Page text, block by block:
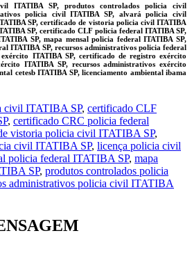
ITATIBA SP, produtos controlados policia civil
policia civil ITATIBA SP, alvará policia civil
SP, certificado de vistoria policia civil ITATIBA
SP, certificado CLF policia federal ITATIBA SP,
SP, mapa mensal policia federal ITATIBA SP,
ITATIBA SP, recursos administrativos policia federal
ITATIBA SP, certificado de registro exército
ITATIBA SP, recursos administrativos exército
cetesb ITATIBA SP, licenciamento ambiental ibama
civil ITATIBA SP, certificado CLF
, certificado CRC policia federal
vistoria policia civil ITATIBA SP,
civil ITATIBA SP, licença policia civil
policia federal ITATIBA SP, mapa
SP, produtos controlados policia
administrativos policia civil ITATIBA